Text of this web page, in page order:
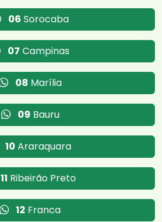
06 Sorocaba
07 Campinas
08 Marília
09 Bauru
10 Araraquara
11 Ribeirão Preto
12 Franca